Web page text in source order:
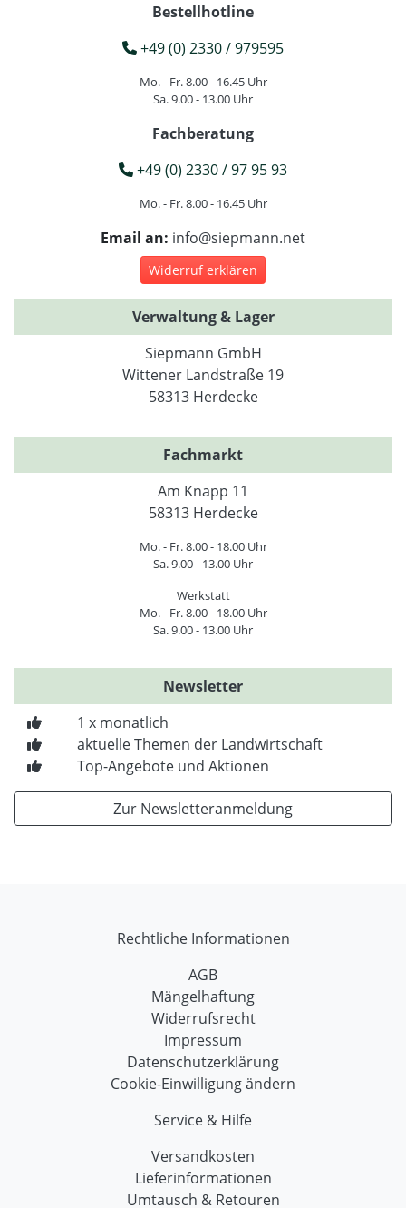
Bestellhotline
+49 (0) 2330 / 979595
Mo. - Fr. 8.00 - 16.45 Uhr
Sa. 9.00 - 13.00 Uhr
Fachberatung
+49 (0) 2330 / 97 95 93
Mo. - Fr. 8.00 - 16.45 Uhr
Email an: info@siepmann.net
Widerruf erklären
Verwaltung & Lager
Siepmann GmbH
Wittener Landstraße 19
58313 Herdecke
Fachmarkt
Am Knapp 11
58313 Herdecke
Mo. - Fr. 8.00 - 18.00 Uhr
Sa. 9.00 - 13.00 Uhr
Werkstatt
Mo. - Fr. 8.00 - 18.00 Uhr
Sa. 9.00 - 13.00 Uhr
Newsletter
1 x monatlich
aktuelle Themen der Landwirtschaft
Top-Angebote und Aktionen
Zur Newsletteranmeldung
Rechtliche Informationen
AGB
Mängelhaftung
Widerrufsrecht
Impressum
Datenschutzerklärung
Cookie-Einwilligung ändern
Service & Hilfe
Versandkosten
Lieferinformationen
Umtausch & Retouren